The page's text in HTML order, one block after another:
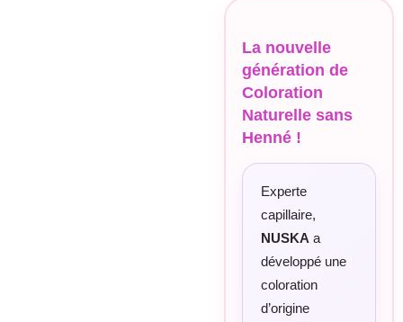
La nouvelle
génération de
Coloration
Naturelle sans
Henné !
Experte
capillaire,
NUSKA a
développé une
coloration
d’origine